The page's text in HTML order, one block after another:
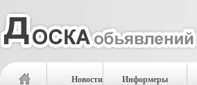
Новости Информеры